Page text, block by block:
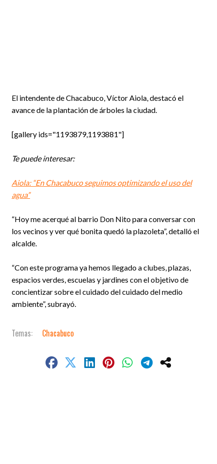
El intendente de Chacabuco, Víctor Aiola, destacó el
avance de la plantación de árboles la ciudad.
[gallery ids="1193879,1193881"]
Te puede interesar:
Aiola: “En Chacabuco seguimos optimizando el uso del
agua”
“Hoy me acerqué al barrio Don Nito para conversar con
los vecinos y ver qué bonita quedó la plazoleta”, detalló el
alcalde.
“Con este programa ya hemos llegado a clubes, plazas,
espacios verdes, escuelas y jardines con el objetivo de
concientizar sobre el cuidado del cuidado del medio
ambiente”, subrayó.
Chacabuco